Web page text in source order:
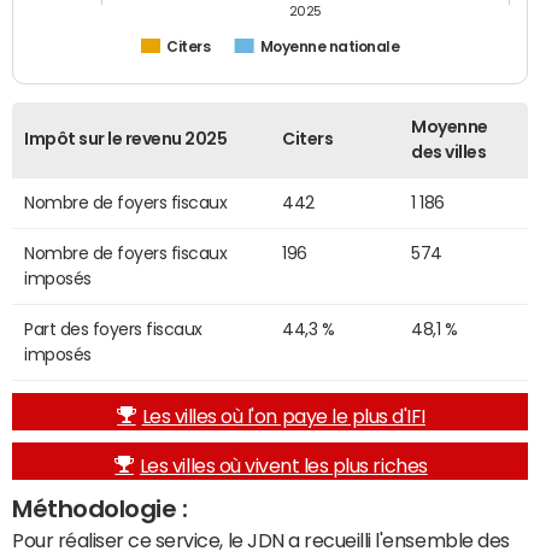
Citers Moyenne nationale
2025
Impôt sur le revenu 2025 Citers
Moyenne
des villes
Nombre de foyers fiscaux 442 1 186
Nombre de foyers fiscaux
imposés
196 574
Part des foyers fiscaux
imposés
44,3 % 48,1 %
Les villes où l'on paye le plus d'IFI
Les villes où vivent les plus riches
Méthodologie :
Pour réaliser ce service, le JDN a recueilli l'ensemble des